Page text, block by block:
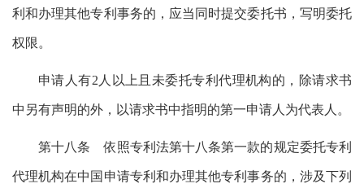
利和办理其他专利事务的，应当同时提交委托书，写明委托
权限。
申请人有2人以上且未委托专利代理机构的，除请求书
中另有声明的外，以请求书中指明的第一申请人为代表人。
第十八条 依照专利法第十八条第一款的规定委托专利
代理机构在中国申请专利和办理其他专利事务的，涉及下列